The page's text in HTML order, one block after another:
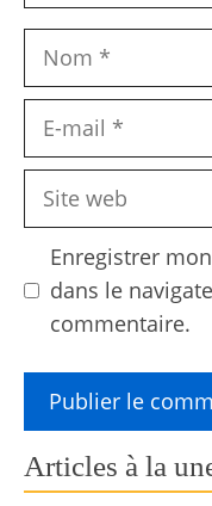
Nom
Site
Enregistrer
dans le
commentaire.
Articles à la